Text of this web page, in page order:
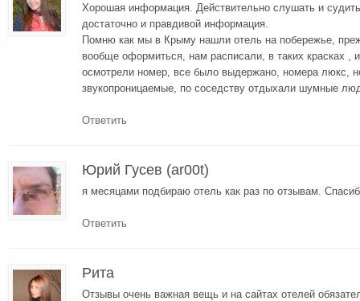
Хорошая информация. Действительно слушать и
достаточно и правдивой информация.
Помню как мы в Крыму нашли отель на побережье,
вообще оформиться, нам расписали, в таких красках ,
осмотрели номер, все было выдержано, номера люкс,
звукопроницаемые, по соседству отдыхали шумные
Ответить
Юрий Гусев (ar00t)
я месяцами подбираю отель как раз по отзывам.
Ответить
Рита
Отзывы очень важная вещь и на сайтах отелей